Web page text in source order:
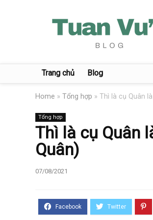
Trang chủ Blog
Home » Tổng hợp » Thì là cụ Quân
Tổng hợp
Thì là cụ Quân
Quân)
07/08/2021